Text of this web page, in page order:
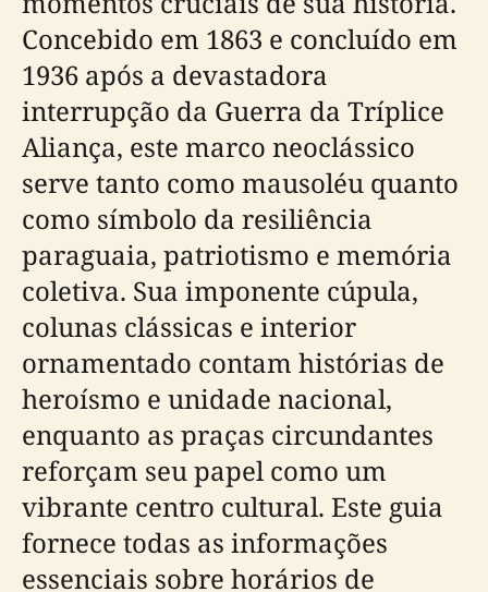
Concebido em 1863 e concluído em
1936 após a devastadora
interrupção da Guerra da Tríplice
Aliança, este marco neoclássico
serve tanto como mausoléu quanto
como símbolo da resiliência
paraguaia, patriotismo e memória
coletiva. Sua imponente cúpula,
colunas clássicas e interior
ornamentado contam histórias de
heroísmo e unidade nacional,
enquanto as praças circundantes
reforçam seu papel como um
vibrante centro cultural. Este guia
fornece todas as informações
essenciais sobre horários de